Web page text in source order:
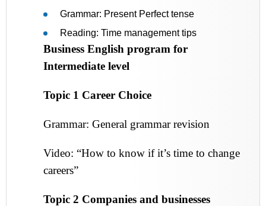
Grammar: Present Perfect tense
Reading: Time management tips
Business English program for
Intermediate level
Topic 1 Career Choice
Grammar: General grammar revision
Video: “How to know if it’s time to change
careers”
Topic 2 Companies and businesses